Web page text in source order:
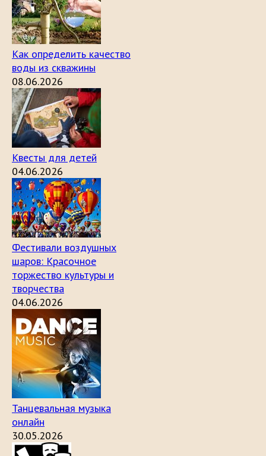
Как определить качество
воды из скважины
08.06.2026
Квесты для детей
04.06.2026
Фестивали воздушных
шаров: Красочное
торжество культуры и
творчества
04.06.2026
Танцевальная музыка
онлайн
30.05.2026